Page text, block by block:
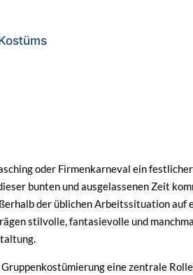
oder Firmenkarneval ein festlicher
bunten und ausgelassenen Zeit
der üblichen Arbeitssituation auf
stilvolle, fantasievolle und
eine zentrale